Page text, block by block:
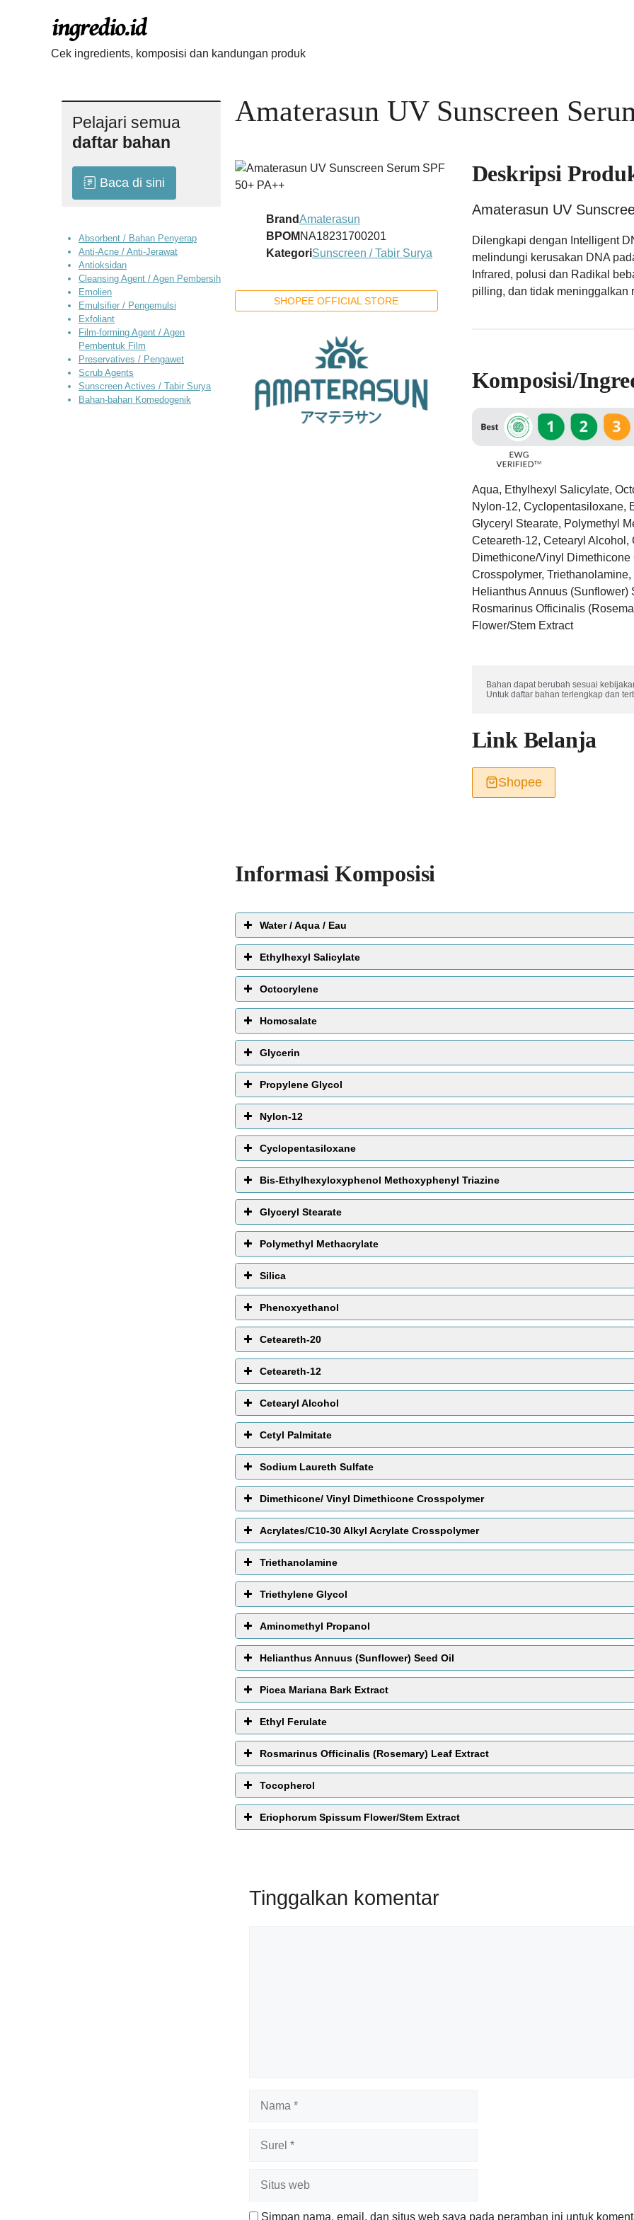
Cek ingredients, komposisi dan kandungan produk
Amaterasun UV Sunscreen
BrandAmaterasun
BPOM NA18231700201
KategoriSunscreen / Tabir Surya
SHOPEE OFFICIAL STORE
Deskripsi
Amaterasun UV
Dilengkapi dengan Intelligent
melindungi kerusakan DNA
Infrared, polusi dan Radikal
pilling, dan tidak meninggalkan
Komposisi/
Aqua, Ethylhexyl Salicylate,
Nylon-12, Cyclopentasiloxane,
Glyceryl Stearate, Polymethyl
Ceteareth-12, Cetearyl
Dimethicone/Vinyl
Crosspolymer,
Helianthus Annuus (Sunflower)
Rosmarinus Officinalis
Flower/Stem Extract
Bahan dapat berubah sesuai
Untuk daftar bahan terlengkap dan
Link Belanja
Shopee
Informasi Komposisi
Water / Aqua / Eau
EWG Score:
1
Bahan perawatan kulit yang paling umum
Merupakan pelarut untuk bahan yang tidak
semua ion mineral di dalamnya
Ethylhexyl Salicylate
Octocrylene
Homosalate
Glycerin
Propylene Glycol
Nylon-12
Cyclopentasiloxane
Bis-Ethylhexyloxyphenol Methoxyphenyl Triazine
Glyceryl Stearate
Polymethyl Methacrylate
Silica
Phenoxyethanol
Ceteareth-20
Ceteareth-12
Cetearyl Alcohol
Cetyl Palmitate
Sodium Laureth Sulfate
Dimethicone/ Vinyl Dimethicone Crosspolymer
Acrylates/C10-30 Alkyl Acrylate Crosspolymer
Triethanolamine
Triethylene Glycol
Aminomethyl Propanol
Helianthus Annuus (Sunflower) Seed Oil
Picea Mariana Bark Extract
Ethyl Ferulate
Rosmarinus Officinalis (Rosemary) Leaf Extract
Tocopherol
Eriophorum Spissum Flower/Stem Extract
Tinggalkan komentar
Simpan nama, email, dan situs web saya pada peramban ini untuk
Pelajari semua
daftar bahan
Baca di sini
Absorbent / Bahan Penyerap
Anti-Acne / Anti-Jerawat
Antioksidan
Cleansing Agent / Agen Pembersih
Emolien
Emulsifier / Pengemulsi
Exfoliant
Film-forming Agent / Agen
Pembentuk Film
Preservatives / Pengawet
Scrub Agents
Sunscreen Actives / Tabir Surya
Bahan-bahan Komedogenik